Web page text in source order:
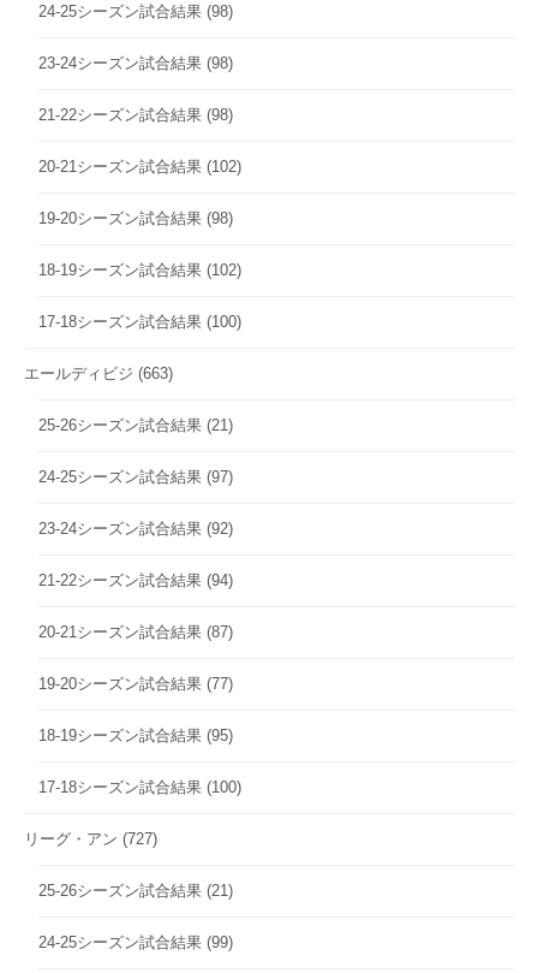
24-25シーズン試合結果 (98)
23-24シーズン試合結果 (98)
21-22シーズン試合結果 (98)
20-21シーズン試合結果 (102)
19-20シーズン試合結果 (98)
18-19シーズン試合結果 (102)
17-18シーズン試合結果 (100)
エールディビジ (663)
25-26シーズン試合結果 (21)
24-25シーズン試合結果 (97)
23-24シーズン試合結果 (92)
21-22シーズン試合結果 (94)
20-21シーズン試合結果 (87)
19-20シーズン試合結果 (77)
18-19シーズン試合結果 (95)
17-18シーズン試合結果 (100)
リーグ・アン (727)
25-26シーズン試合結果 (21)
24-25シーズン試合結果 (99)